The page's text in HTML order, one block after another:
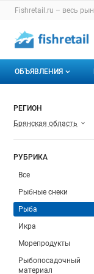
Раздел
Fishretail.ru – весь
Авторизация и
Навигация по
ОБЪЯВЛЕНИЯ
Горячее
РЕГИОН
Брянская область
РУБРИКА
Все
Рыбные снеки
Рыба
Икра
Морепродукты
Рыбопосадочный
материал